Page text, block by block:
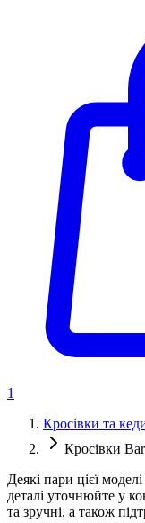
1
Кросівки та
Кросівки
Деякі пари цієї
деталі уточнюйте у
та зручні, а також